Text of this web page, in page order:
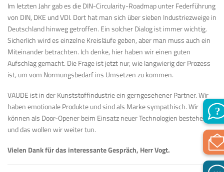
Im letzten Jahr gab es die DIN-Circularity-Roadmap unter Federführung
von DIN, DKE und VDI. Dort hat man sich über sieben Industriezweige in
Deutschland hinweg getroffen. Ein solcher Dialog ist immer wichtig.
Sicherlich wird es einzelne Kreisläufe geben, aber man muss auch ein
Miteinander betrachten. Ich denke, hier haben wir einen guten
Aufschlag gemacht. Die Frage ist jetzt nur, wie langwierig der Prozess
ist, um vom Normungsbedarf ins Umsetzen zu kommen.
VAUDE ist in der Kunststoffindustrie ein gerngesehenerPartner. Wir
haben emotionale Produkte und sind als Marke sympathisch. Wir
können als Door-Opener beim Einsatz neuer Technologien bestehen
und das wollen wir weiter tun.
Vielen Dank für das interessante Gespräch, Herr Vogt.